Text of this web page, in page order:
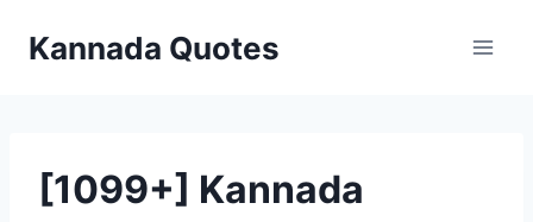
Kannada Quotes
[1099+] Kannada